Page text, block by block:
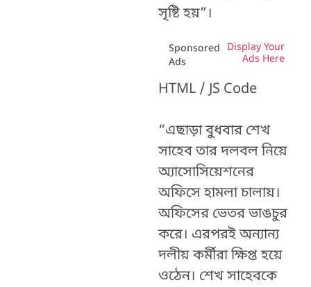
সৃষ্টি হয়”।
Sponsored
Ads
Display Your
Ads Here
HTML / JS Code
“এছাড়া বুধবার শেখ
সাহেব তার দলবল নিয়ে
অ্যাসোসিয়েশনের
অফিসে হামলা চালায়।
অফিসের ভেতর ভাঙচুর
করে। এরপরই অন্যান্য
দলীয় কর্মীরা ক্ষিপ্ত হয়ে
ওঠেন। শেখ সাহেবকে